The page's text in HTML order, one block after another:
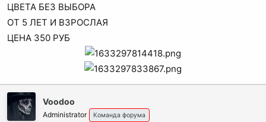
ЦВЕТА БЕЗ ВЫБОРА
ОТ 5 ЛЕТ И ВЗРОСЛАЯ
ЦЕНА 350 РУБ
Voodoo
Administrator Команда форума